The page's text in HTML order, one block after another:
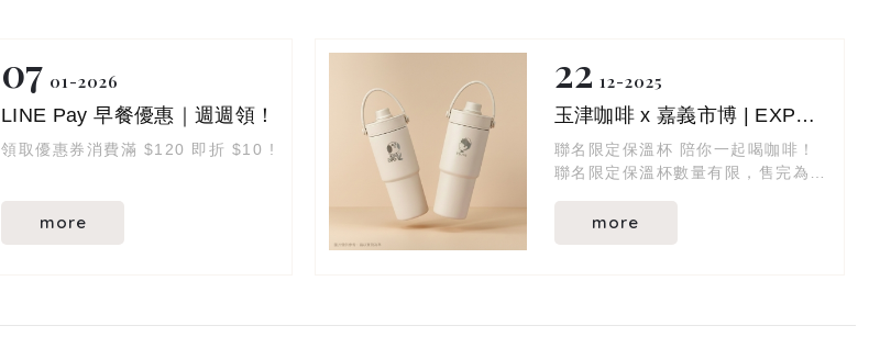
冰的清爽、熱的醇厚
都是冬天裡，最剛好的陪伴
07 01 2026
LINE Pay 早餐優惠｜週週領！
領取優惠券消費滿 $120 即折 $10 !
more
22 12 2025
玉津咖啡 x 嘉義市博 | EXPO 2025 聯名限定保溫杯
聯名限定保溫杯 陪你一起喝咖啡！
聯名限定保溫杯數量有限，售完為止
more